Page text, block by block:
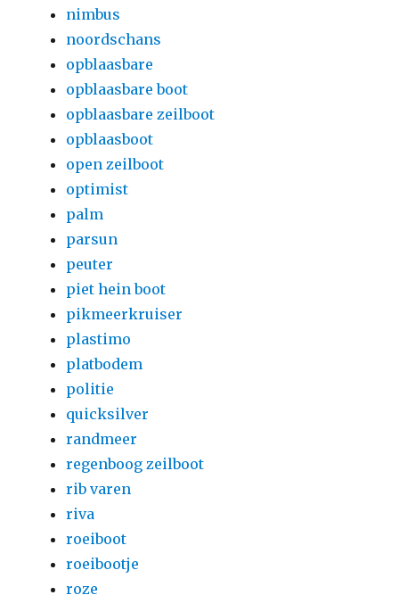
nimbus
noordschans
opblaasbare
opblaasbare boot
opblaasbare zeilboot
opblaasboot
open zeilboot
optimist
palm
parsun
peuter
piet hein boot
pikmeerkruiser
plastimo
platbodem
politie
quicksilver
randmeer
regenboog zeilboot
rib varen
riva
roeiboot
roeibootje
roze